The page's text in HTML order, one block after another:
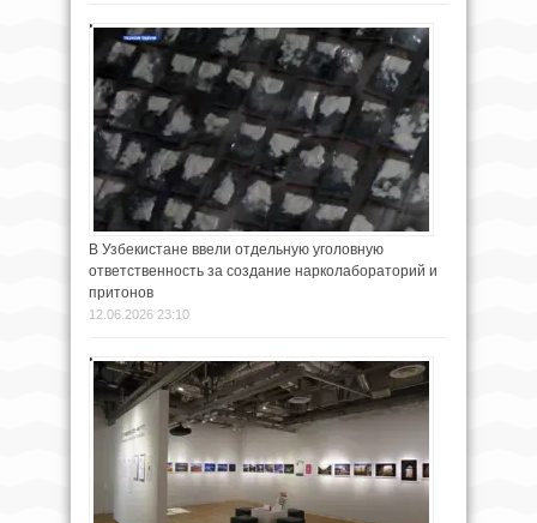
В Узбекистане ввели отдельную уголовную
ответственность за создание нарколабораторий и
притонов
12.06.2026 23:10